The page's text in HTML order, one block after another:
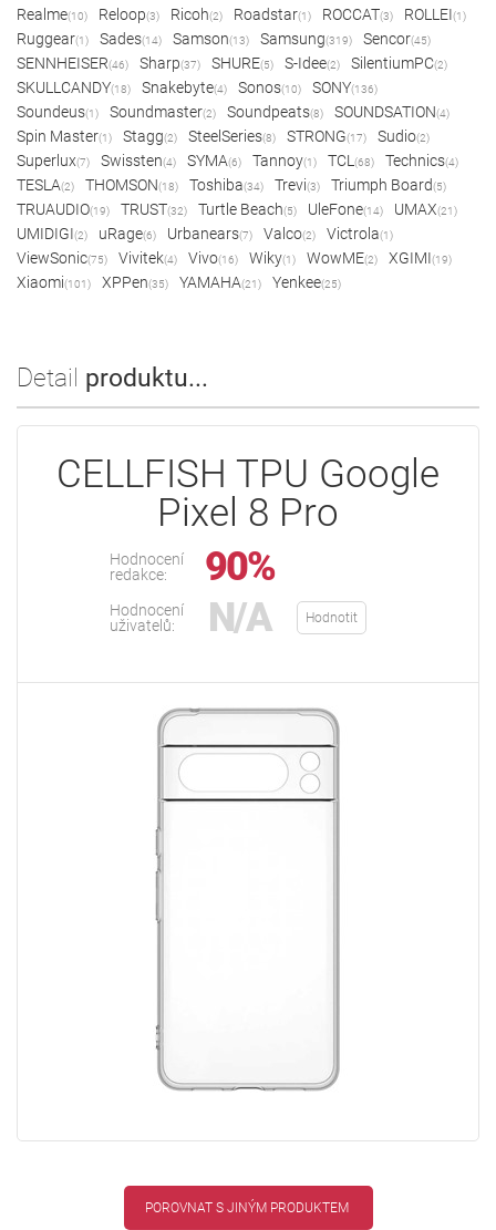
Realme(10) Reloop(3) Ricoh(2) Roadstar(1) ROCCAT(3) ROLLEI(1)
Ruggear(1) Sades(14) Samson(13) Samsung(319) Sencor(45)
SENNHEISER(46) Sharp(37) SHURE(5) S-Idee(2) SilentiumPC(2)
SKULLCANDY(18) Snakebyte(4) Sonos(10) SONY(136)
Soundeus(1) Soundmaster(2) Soundpeats(8) SOUNDSATION(4)
Spin Master(1) Stagg(2) SteelSeries(8) STRONG(17) Sudio(2)
Superlux(7) Swissten(4) SYMA(6) Tannoy(1) TCL (68) Technics(4)
TESLA(2) THOMSON(18) Toshiba(34) Trevi(3) Triumph Board(5)
TRUAUDIO(19) TRUST(32) Turtle Beach(5) UleFone(14) UMAX(21)
UMIDIGI(2) uRage(6) Urbanears(7) Valco(2) Victrola(1)
ViewSonic(75) Vivitek(4) Vivo(16) Wiky(1) WowME(2) XGIMI(19)
Xiaomi(101) XPPen(35) YAMAHA(21) Yenkee(25)
Detail produktu...
CELLFISH TPU Google
Pixel 8 Pro
Hodnocení
redakce:
90%
Hodnocení
uživatelů:
N/A Hodnotit
POROVNAT S JINÝM PRODUKTEM